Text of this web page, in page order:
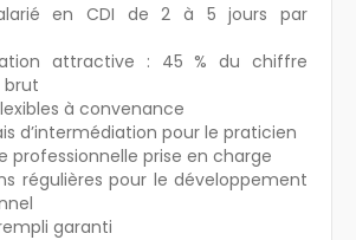
en CDI de 2 à 5 jours par
attractive : 45 % du chiffre
brut
à convenance
d’intermédiation pour le praticien
professionnelle prise en charge
régulières pour le développement
garanti